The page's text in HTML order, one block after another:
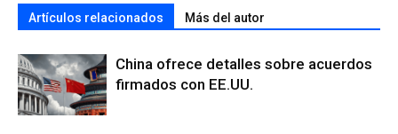
Artículos relacionados Más del autor
China ofrece detalles sobre acuerdos
firmados con EE.UU.